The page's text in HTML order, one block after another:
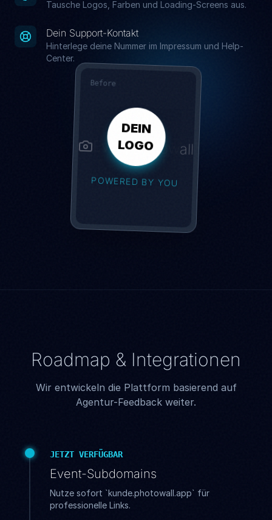
Tausche Logos, Farben und Loading-Screens aus.
Dein Support-Kontakt
Hinterlege deine Nummer im Impressum und Help-
Center.
Before
EventPhotowall
DEIN
LOGO
POWERED BY YOU
Roadmap & Integrationen
Wir entwickeln die Plattform basierend auf
Agentur-Feedback weiter.
JETZT VERFÜGBAR
Event-Subdomains
Nutze sofort `kunde.photowall.app` für
professionelle Links.